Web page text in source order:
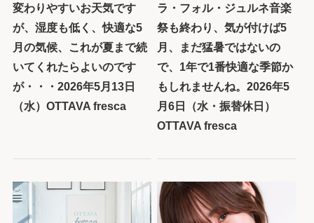
変わりやすいお天気です
が、湿度も低く、快適な5
月の気候、これが夏まで続
いてくれたらよいのです
が・・・2026年5月13日
（水）OTTAVA fresca
ラ・フォル・ジュルネ音楽
祭も終わり、気が付けば5
月、まだ猛暑ではないの
で、1年で1番快適な季節か
もしれませんね。2026年5
月6日（水・振替休日）
OTTAVA fresca